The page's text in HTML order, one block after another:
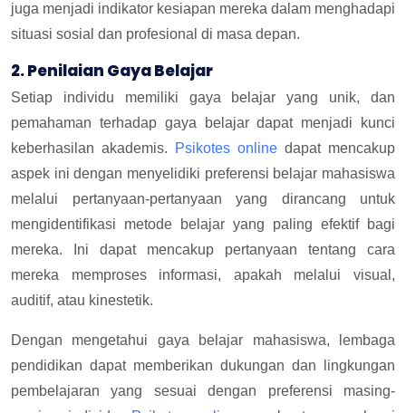
juga menjadi indikator kesiapan mereka dalam menghadapi
situasi sosial dan profesional di masa depan.
2. Penilaian Gaya Belajar
Setiap individu memiliki gaya belajar yang unik, dan
pemahaman terhadap gaya belajar dapat menjadi kunci
keberhasilan akademis.
Psikotes online dapat mencakup
aspek ini dengan menyelidiki preferensi belajar mahasiswa
melalui pertanyaan-pertanyaan yang dirancang untuk
mengidentifikasi metode belajar yang paling efektif bagi
mereka. Ini dapat mencakup pertanyaan tentang cara
mereka memproses informasi, apakah melalui visual,
auditif, atau kinestetik.
Dengan mengetahui gaya belajar mahasiswa, lembaga
pendidikan dapat memberikan dukungan dan lingkungan
pembelajaran yang sesuai dengan preferensi masing-